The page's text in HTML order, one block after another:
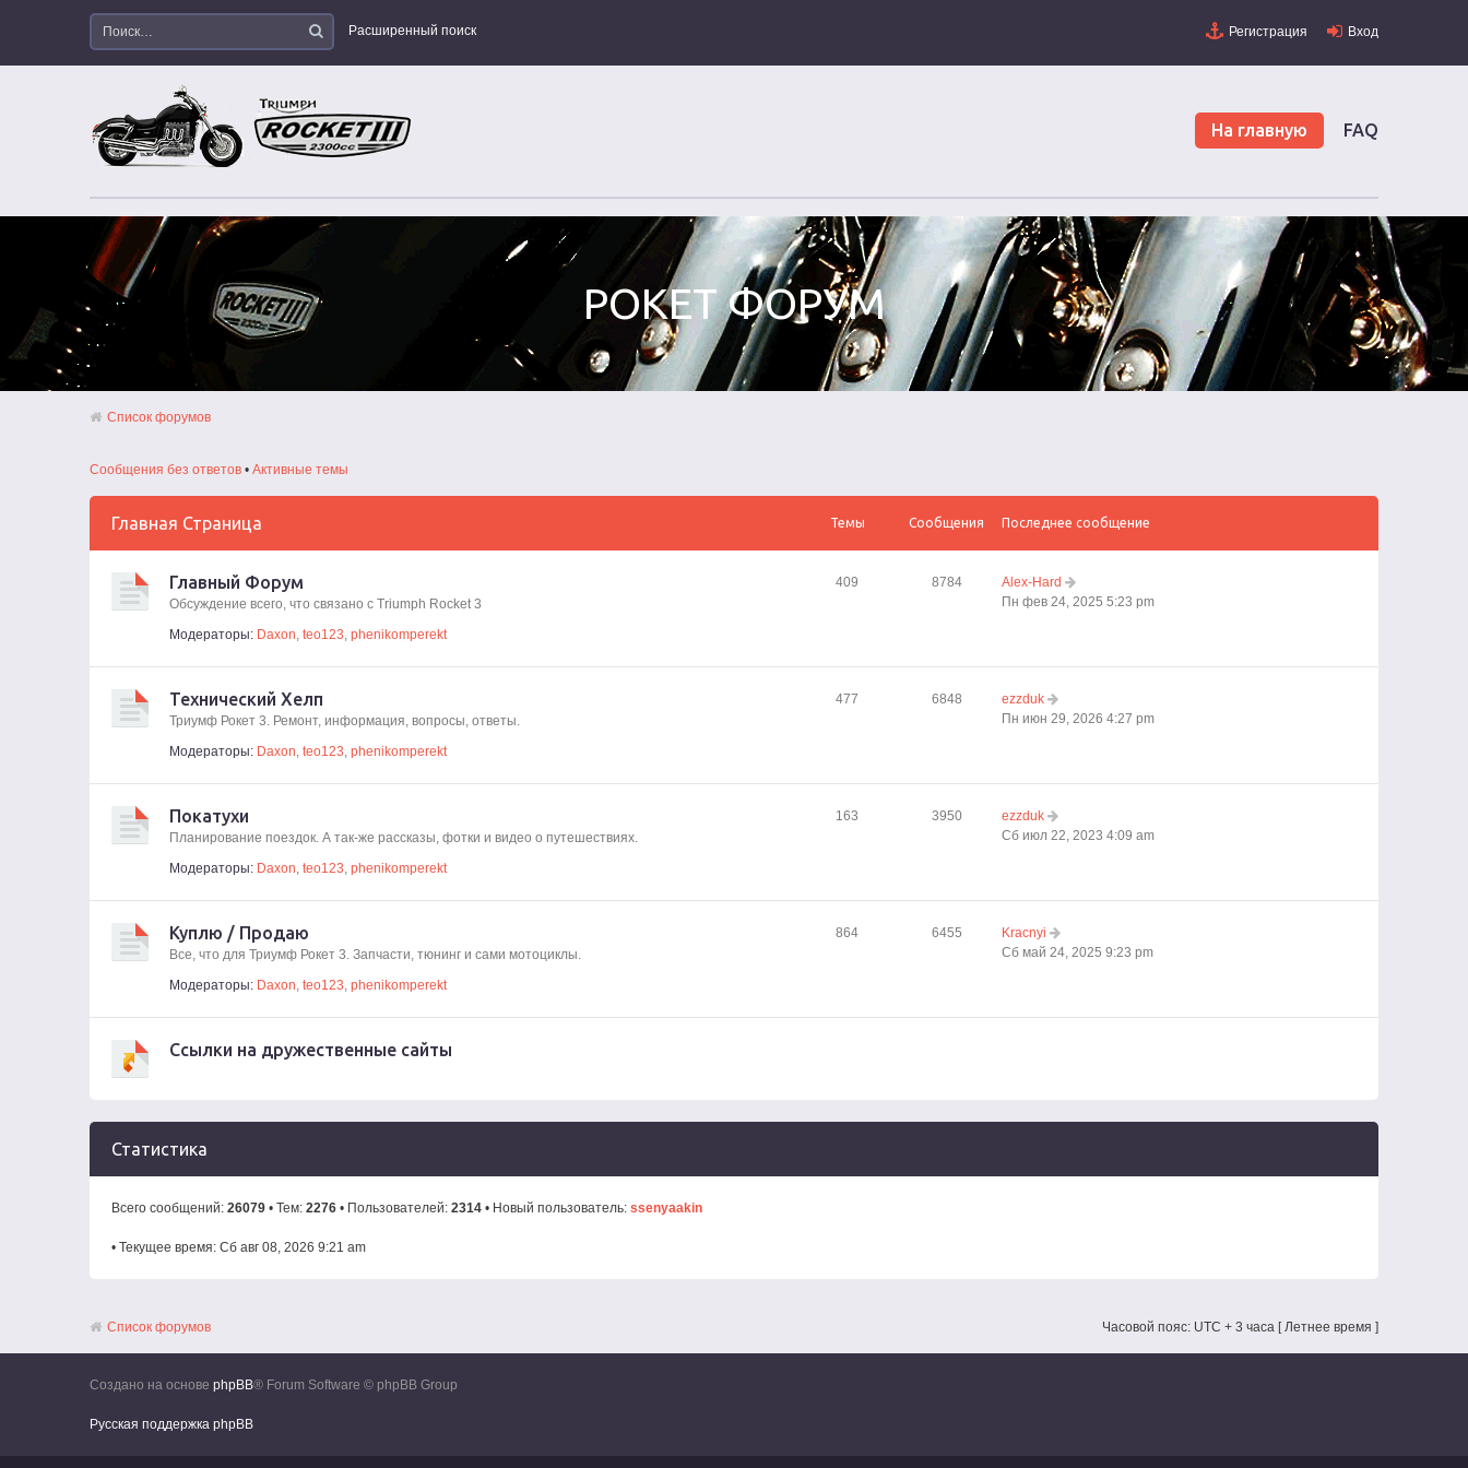
Регистрация Вход
Расширенный поиск
На главную FAQ
РОКЕТ ФОРУМ
Список форумов
Сообщения без ответов • Активные темы
Главная Страница Темы Сообщения Последнее сообщение
Главный Форум
Обсуждение всего, что связано с Triumph Rocket 3
Модераторы: Daxon, teo123, phenikomperekt
409 8784
Alex-Hard
Пн фев 24, 2025 5:23 pm
Технический Хелп
Триумф Рокет 3. Ремонт, информация, вопросы, ответы.
Модераторы: Daxon, teo123, phenikomperekt
477 6848
ezzduk
Пн июн 29, 2026 4:27 pm
Покатухи
Планирование поездок. А так-же рассказы, фотки и видео о путешествиях.
Модераторы: Daxon, teo123, phenikomperekt
163 3950
ezzduk
Сб июл 22, 2023 4:09 am
Куплю / Продаю
Все, что для Триумф Рокет 3. Запчасти, тюнинг и сами мотоциклы.
Модераторы: Daxon, teo123, phenikomperekt
864 6455
Kracnyi
Сб май 24, 2025 9:23 pm
Ссылки на дружественные сайты
Статистика
Всего сообщений: 26079 • Тем: 2276 • Пользователей: 2314 • Новый пользователь: ssenyaakin
• Текущее время: Сб авг 08, 2026 9:21 am
Список форумов Часовой пояс: UTC + 3 часа [ Летнее время ]
Создано на основе phpBB® Forum Software © phpBB Group
Русская поддержка phpBB